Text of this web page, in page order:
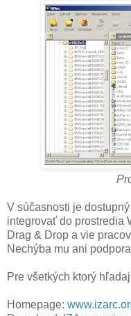
V súčasnosti je
integrovať do prostredia
Drag & Drop a vie
Nechýba mu ani
Pre všetkých ktorý
Homepage: